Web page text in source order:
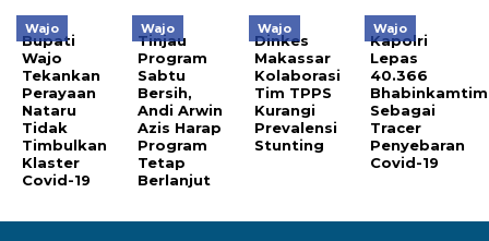
Wajo
Bupati
Wajo
Tekankan
Perayaan
Nataru
Tidak
Timbulkan
Klaster
Covid-19
Wajo
Tinjau
Program
Sabtu
Bersih,
Andi Arwin
Azis Harap
Program
Tetap
Berlanjut
Wajo
Dinkes
Makassar
Kolaborasi
Tim TPPS
Kurangi
Prevalensi
Stunting
Wajo
Kapolri
Lepas
40.366
Sebagai
Tracer
Penyebaran
Covid-19